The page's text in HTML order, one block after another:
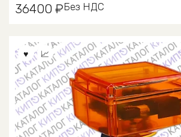
36400 ₽Без НДС